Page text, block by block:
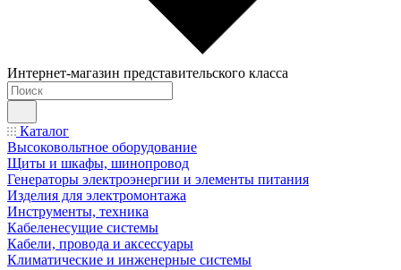
Интернет-магазин представительского класса
Каталог
Высоковольтное оборудование
Щиты и шкафы, шинопровод
Генераторы электроэнергии и элементы питания
Изделия для электромонтажа
Инструменты, техника
Кабеленесущие системы
Кабели, провода и аксессуары
Климатические и инженерные системы